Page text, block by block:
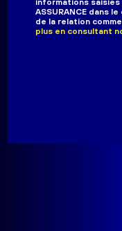
informations
ASSURANCE dans le
de la relation
plus en consultant